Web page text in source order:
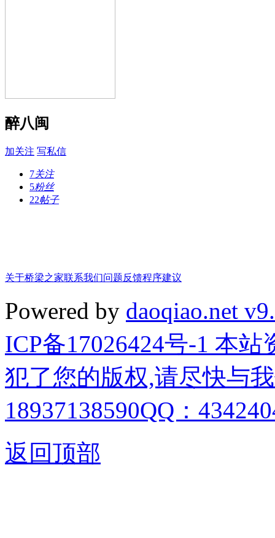
醉八闽
加关注 写私信
7关注
5粉丝
22帖子
关于桥梁之家联系我们问题反馈程序建议
Powered by daoqiao.net
ICP备17026424号-1 本
犯了您的版权,请尽快与
18937138590QQ：
返回顶部